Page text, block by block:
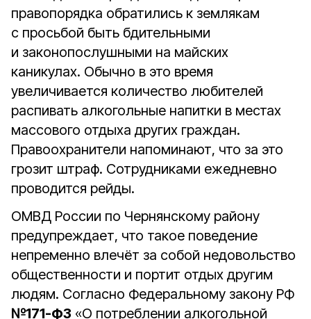
правопорядка обратились к землякам
с просьбой быть бдительными
и законопослушными на майских
каникулах. Обычно в это время
увеличивается количество любителей
распивать алкогольные напитки в местах
массового отдыха других граждан.
Правоохранители напоминают, что за это
грозит штраф. Сотрудниками ежедневно
проводится рейды.
ОМВД России по Чернянскому району
предупреждает, что такое поведение
непременно влечёт за собой недовольство
общественности и портит отдых другим
людям. Согласно Федеральному закону РФ
№171-ФЗ «О потреблении алкогольной